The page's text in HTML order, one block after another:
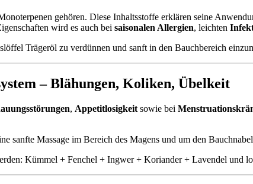
gehören. Diese Inhaltsstoffe erklären seine
wird es auch bei saisonalen Allergien, leichten
Trägeröl zu verdünnen und sanft in den Bauchbereich
–Blähungen, Koliken, Übelkeit
, Appetitlosigkeit sowie bei
sanfte Massage im Bereich des Magens und um den
Kümmel + Fenchel + Ingwer + Koriander + Lavendel und